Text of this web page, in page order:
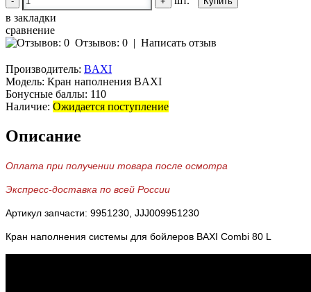
в закладки
сравнение
Отзывов: 0 | Написать отзыв
Производитель: BAXI
Модель: Кран наполнения BAXI
Бонусные баллы: 110
Наличие: Ожидается поступление
Описание
Оплата при получении товара после осмотра
Экспресс-доставка по всей России
Артикул запчасти: 9951230, JJJ009951230
Кран наполнения системы для бойлеров BAXI Combi 80 L